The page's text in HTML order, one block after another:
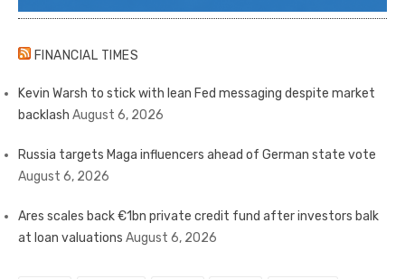
FINANCIAL TIMES
Kevin Warsh to stick with lean Fed messaging despite market
backlash August 6, 2026
Russia targets Maga influencers ahead of German state vote
August 6, 2026
Ares scales back €1bn private credit fund after investors balk
at loan valuations August 6, 2026